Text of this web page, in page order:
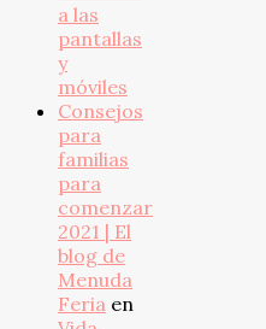
a las
pantallas
y
móviles
Consejos
para
familias
para
comenzar
2021 | El
blog de
Menuda
Feria en